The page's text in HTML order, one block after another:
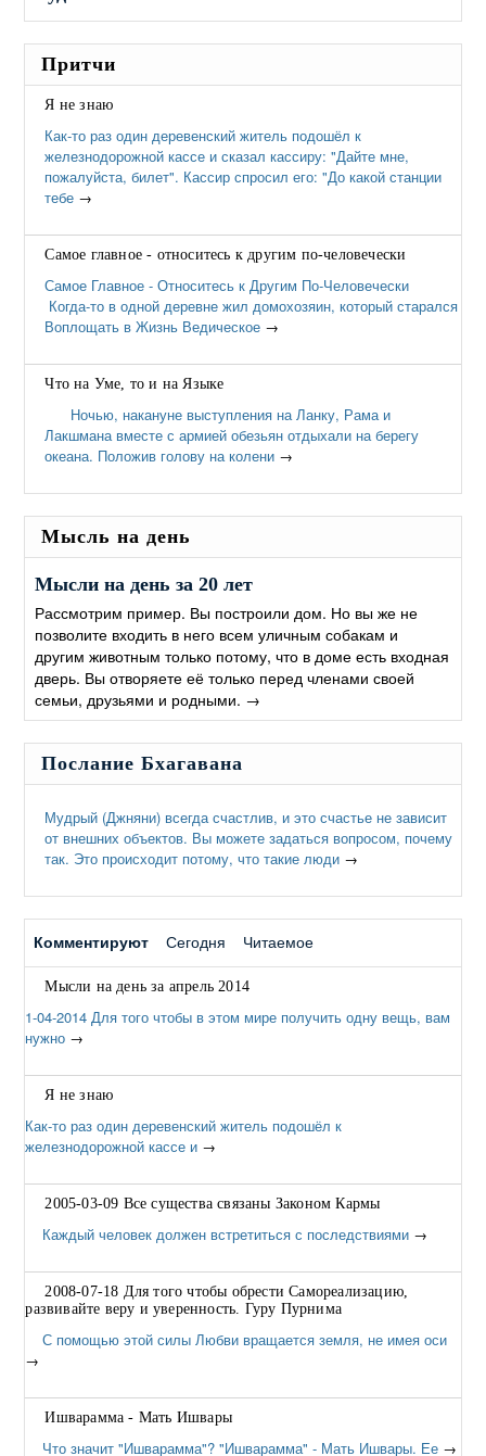
Притчи
Я не знаю
Как-то раз один деревенский житель подошёл к
железнодорожной кассе и сказал кассиру: "Дайте мне,
пожалуйста, билет". Кассир спросил его: "До какой станции
тебе →
Самое главное - относитесь к другим по-человечески
Самое Главное - Относитесь к Другим По-Человечески
Когда-то в одной деревне жил домохозяин, который старался
Воплощать в Жизнь Ведическое →
Что на Уме, то и на Языке
Ночью, накануне выступления на Ланку, Рама и
Лакшмана вместе с армией обезьян отдыхали на берегу
океана. Положив голову на колени →
Мысль на день
Мысли на день за 20 лет
Рассмотрим пример. Вы построили дом. Но вы же не
позволите входить в него всем уличным собакам и
другим животным только потому, что в доме есть входная
дверь. Вы отворяете её только перед членами своей
семьи, друзьями и родными. →
Послание Бхагавана
Мудрый (Джняни) всегда счастлив, и это счастье не зависит
от внешних объектов. Вы можете задаться вопросом, почему
так. Это происходит потому, что такие люди →
Комментируют Сегодня Читаемое
Мысли на день за апрель 2014
1-04-2014 Для того чтобы в этом мире получить одну вещь, вам
нужно →
Я не знаю
Как-то раз один деревенский житель подошёл к
железнодорожной кассе и →
2005-03-09 Все существа связаны Законом Кармы
Каждый человек должен встретиться с последствиями →
2008-07-18 Для того чтобы обрести Самореализацию,
развивайте веру и уверенность. Гуру Пурнима
С помощью этой силы Любви вращается земля, не имея оси
→
Ишварамма - Мать Ишвары
Что значит "Ишварамма"? "Ишварамма" - Мать Ишвары. Ее →